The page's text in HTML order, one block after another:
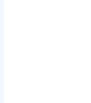
配送等各个
店铺的订单